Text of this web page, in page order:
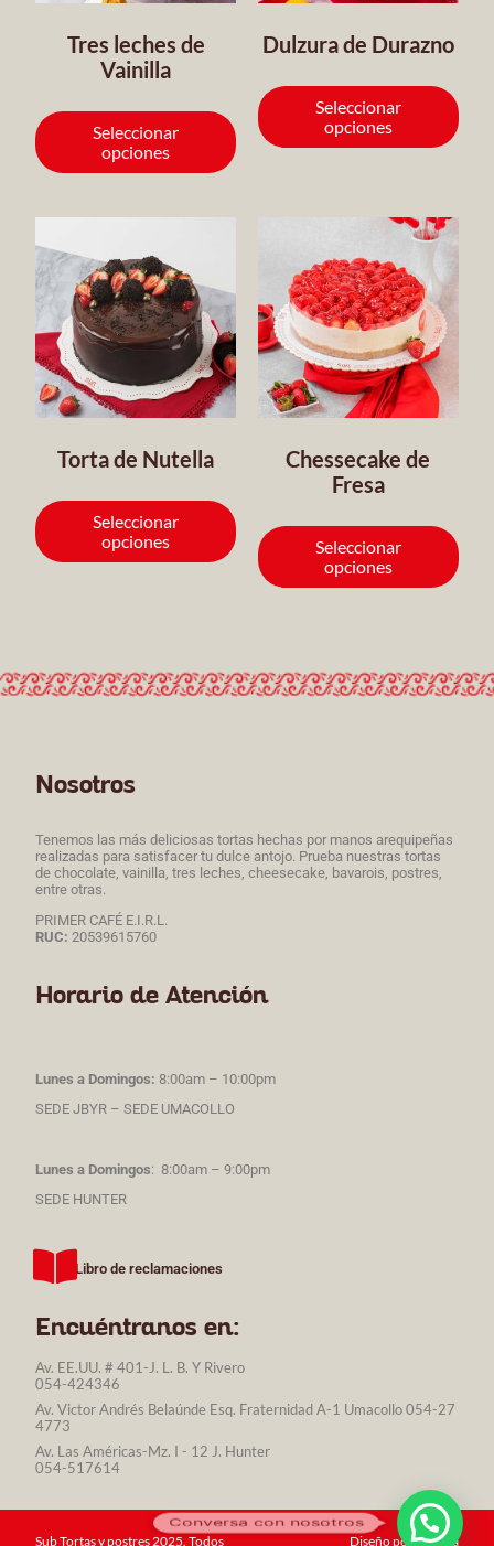
Tres leches de
Vainilla
Seleccionar
opciones
Dulzura de Durazno
Seleccionar
opciones
Torta de Nutella
Seleccionar
opciones
Chessecake de
Fresa
Seleccionar
opciones
Nosotros
Tenemos las más deliciosas tortas hechas por manos arequipeñas
realizadas para satisfacer tu dulce antojo. Prueba nuestras tortas
de chocolate, vainilla, tres leches, cheesecake, bavarois, postres,
entre otras.
PRIMER CAFÉ E.I.R.L.
RUC: 20539615760
Horario de Atención
Lunes a Domingos: 8:00am – 10:00pm
SEDE JBYR – SEDE UMACOLLO
Lunes a Domingos: 8:00am – 9:00pm
SEDE HUNTER
Libro de reclamaciones
Encuéntranos en:
Av. EE.UU. # 401-J. L. B. Y Rivero
054-424346
Av. Victor Andrés Belaúnde Esq. Fraternidad A-1 Umacollo 054-27
4773
Av. Las Américas-Mz. I - 12 J. Hunter
054-517614
Sub Tortas y postres 2025. Todos Diseño por Maketa
Conversa con nosotros